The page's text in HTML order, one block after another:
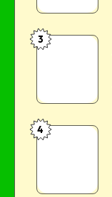
3
4